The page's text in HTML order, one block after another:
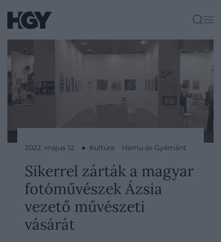
2022. május 12. ● Kultúra Hamu és Gyémánt
Sikerrel zárták a magyar
fotóművészek Ázsia
vezető művészeti
vásárát